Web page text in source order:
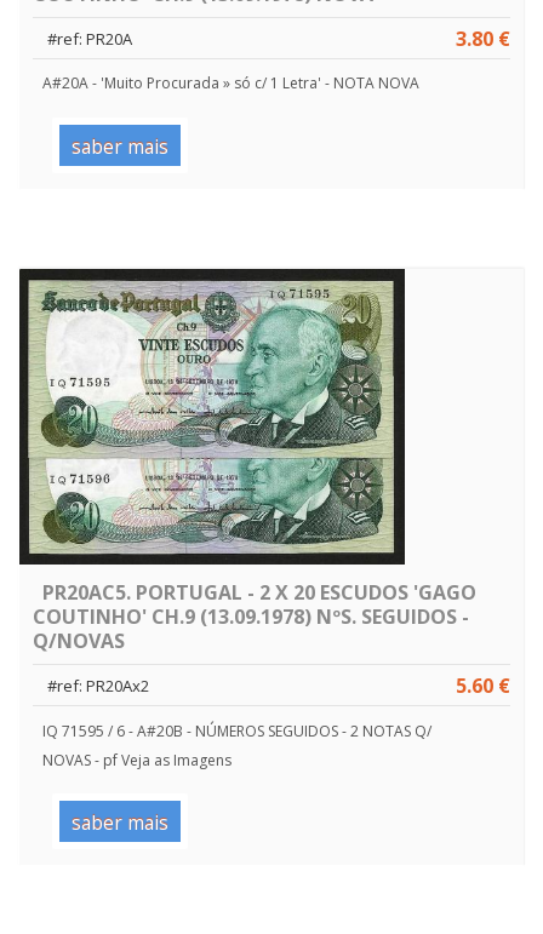
3.80 €
#ref: PR20A
A#20A - 'Muito Procurada » só c/ 1 Letra' - NOTA NOVA
saber mais
PR20AC5. PORTUGAL - 2 X 20 ESCUDOS 'GAGO
COUTINHO' CH.9 (13.09.1978) NºS. SEGUIDOS -
Q/NOVAS
5.60 €
#ref: PR20Ax2
IQ 71595 / 6 - A#20B - NÚMEROS SEGUIDOS - 2 NOTAS Q/
NOVAS - pf Veja as Imagens
saber mais